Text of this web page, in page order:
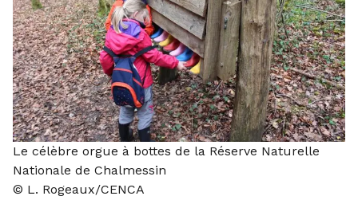
Le célèbre orgue à bottes de la Réserve Naturelle
Nationale de Chalmessin
© L. Rogeaux/CENCA